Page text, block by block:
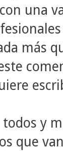
una
más
todos y
que